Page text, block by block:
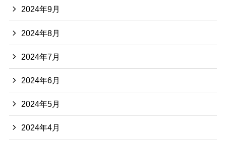
2024年9月
2024年8月
2024年7月
2024年6月
2024年5月
2024年4月